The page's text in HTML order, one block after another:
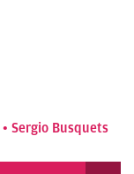
Sergio Busquets